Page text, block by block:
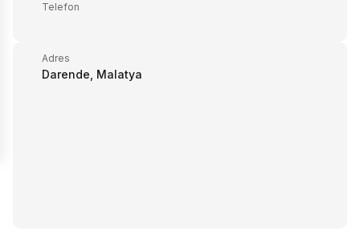
Telefon
Adres
Darende, Malatya